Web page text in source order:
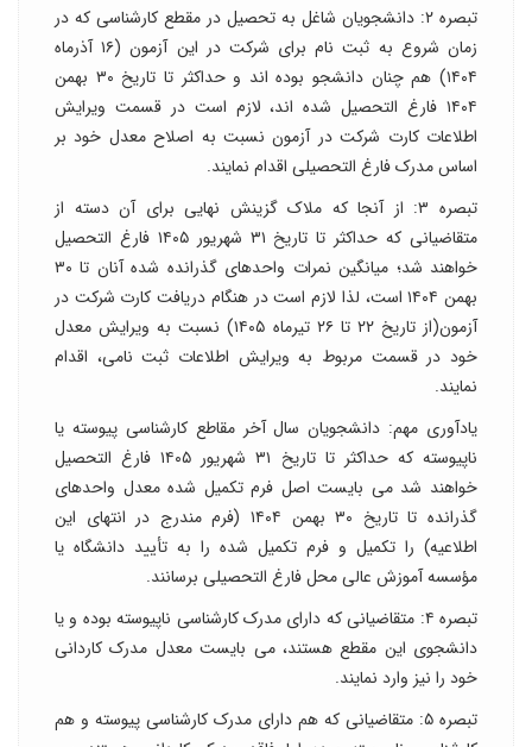
تبصره ۲: دانشجویان شاغل به تحصیل در مقطع کارشناسی که در
زمان شروع به ثبت نام برای شرکت در این آزمون (۱۶ آذرماه
۱۴۰۴) هم چنان دانشجو بوده اند و حداکثر تا تاریخ ۳۰ بهمن
۱۴۰۴ فارغ التحصیل شده اند، لازم است در قسمت ویرایش
اطلاعات کارت شرکت در آزمون نسبت به اصلاح معدل خود بر
اساس مدرک فارغ التحصیلی اقدام نمایند.
تبصره ۳: از آنجا که ملاک گزینش نهایی برای آن دسته از
متقاضیانی که حداکثر تا تاریخ ۳۱ شهریور ۱۴۰۵ فارغ التحصیل
خواهند شد؛ میانگین نمرات واحدهای گذرانده شده آنان تا ۳۰
بهمن ۱۴۰۴ است، لذا لازم است در هنگام دریافت کارت شرکت در
آزمون(از تاریخ ۲۲ تا ۲۶ تیرماه ۱۴۰۵) نسبت به ویرایش معدل
خود در قسمت مربوط به ویرایش اطلاعات ثبت نامی، اقدام
نمایند.
یادآوری مهم: دانشجویان سال آخر مقاطع کارشناسی پیوسته یا
ناپیوسته که حداکثر تا تاریخ ۳۱ شهریور ۱۴۰۵ فارغ التحصیل
خواهند شد می بایست اصل فرم تکمیل شده معدل واحدهای
گذرانده تا تاریخ ۳۰ بهمن ۱۴۰۴ (فرم مندرج در انتهای این
اطلاعیه) را تکمیل و فرم تکمیل شده را به تأیید دانشگاه یا
مؤسسه آموزش عالی محل فارغ التحصیلی برسانند.
تبصره ۴: متقاضیانی که دارای مدرک کارشناسی ناپیوسته بوده و یا
دانشجوی این مقطع هستند، می بایست معدل مدرک کاردانی
خود را نیز وارد نمایند.
تبصره ۵: متقاضیانی که هم دارای مدرک کارشناسی پیوسته و هم